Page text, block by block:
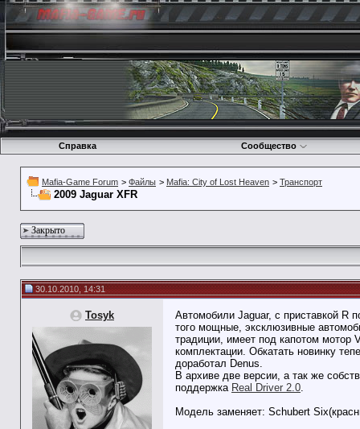
Справка Сообщество
Mafia-Game Forum > Файлы > Mafia: City of Lost Heaven > Транспорт
2009 Jaguar XFR
Закрыто
30.10.2010, 14:31
Tosyk
Автомобили Jaguar, с приставкой R
того мощные, эксклюзивные
традиции, имеет под капотом мотор
комплектации. Обкатать новинку
доработал Denus.
В архиве две версии, а так же
поддержка Real Driver 2.0.
Модель заменяет: Schubert